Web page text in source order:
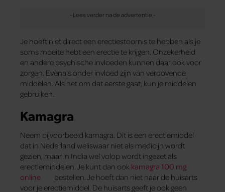
Je hoeft niet direct een erectiestoornis te hebben als je
soms moeite hebt een erectie te krijgen. Onzekerheid
en andere psychische invloeden kunnen daar ook voor
zorgen. Evenals onder invloed zijn van verdovende
middelen. Als het om dat eerste gaat, kun je middelen
gebruiken.
Kamagra
Neem bijvoorbeeld kamagra. Dit is een erectiemiddel
dat in Nederland weliswaar niet als medicijn wordt
gezien, maar in India wel volop wordt ingezet als
erectiemiddelen. Je kunt dan ook kamagra 100 mg
online
bestellen. Je hoeft dan niet naar de huisarts
voor je erectiemiddel. De huisarts geeft je ook geen